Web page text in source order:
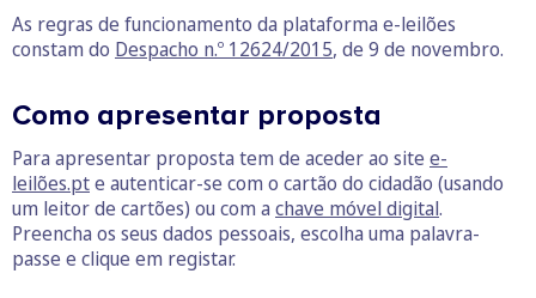
As regras de funcionamento da plataforma e-leilões
constam do Despacho n.º 12624/2015, de 9 de novembro.
Como apresentar proposta
Para apresentar proposta tem de aceder ao site e-
leilões.pte autenticar-se com o cartão do cidadão (usando
um leitor de cartões) ou com a chave móvel digital.
Preencha os seus dados pessoais, escolha uma palavra-
passe e clique em registar.